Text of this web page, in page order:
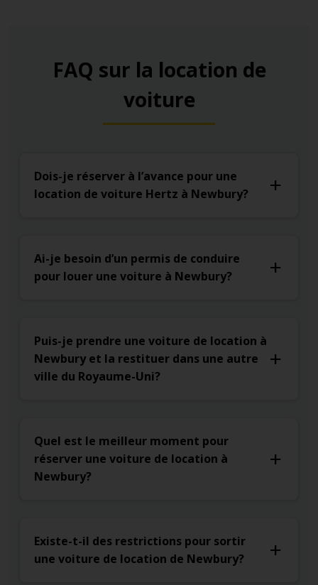
FAQ sur la location de
voiture
Dois-je réserver à l’avance pour une
location de voiture Hertz à Newbury?
Ai-je besoin d’un permis de conduire
pour louer une voiture à Newbury?
Puis-je prendre une voiture de location à
Newbury et la restituer dans une autre
ville du Royaume-Uni?
Quel est le meilleur moment pour
réserver une voiture de location à
Newbury?
Existe-t-il des restrictions pour sortir
une voiture de location de Newbury?